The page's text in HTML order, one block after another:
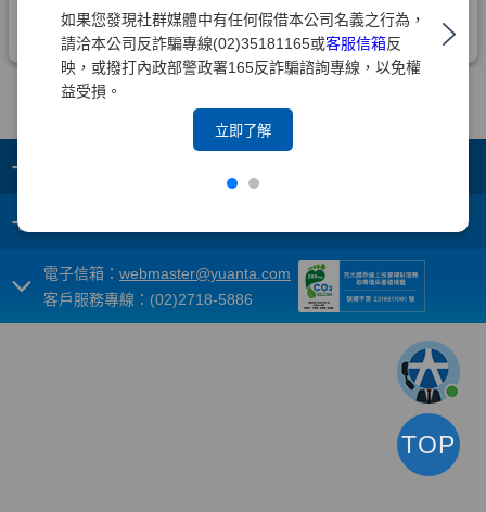
如果您發現社群媒體中有任何假借本公司名義之行為，
請洽本公司反詐騙專線(02)35181165或客服信箱反
映，或撥打內政部警政署165反詐騙諮詢專線，以免權
益受損。
立即了解
+
+
電子信箱： webmaster@yuanta.com
客戶服務專線：(02)2718-5886
TOP